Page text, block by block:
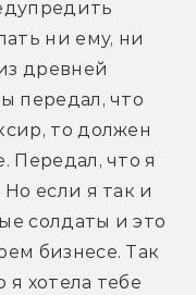
ни ему, ни
древней
передал, что
то должен
Передал, что я
Но если я так и
солдаты и это
бизнесе. Так
хотела тебе